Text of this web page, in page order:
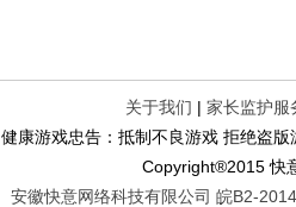
关于我们 | 家长监护服
健康游戏忠告：抵制不良游戏 拒绝盗
Copyright®2015 快
安徽快意网络科技有限公司 皖B2-